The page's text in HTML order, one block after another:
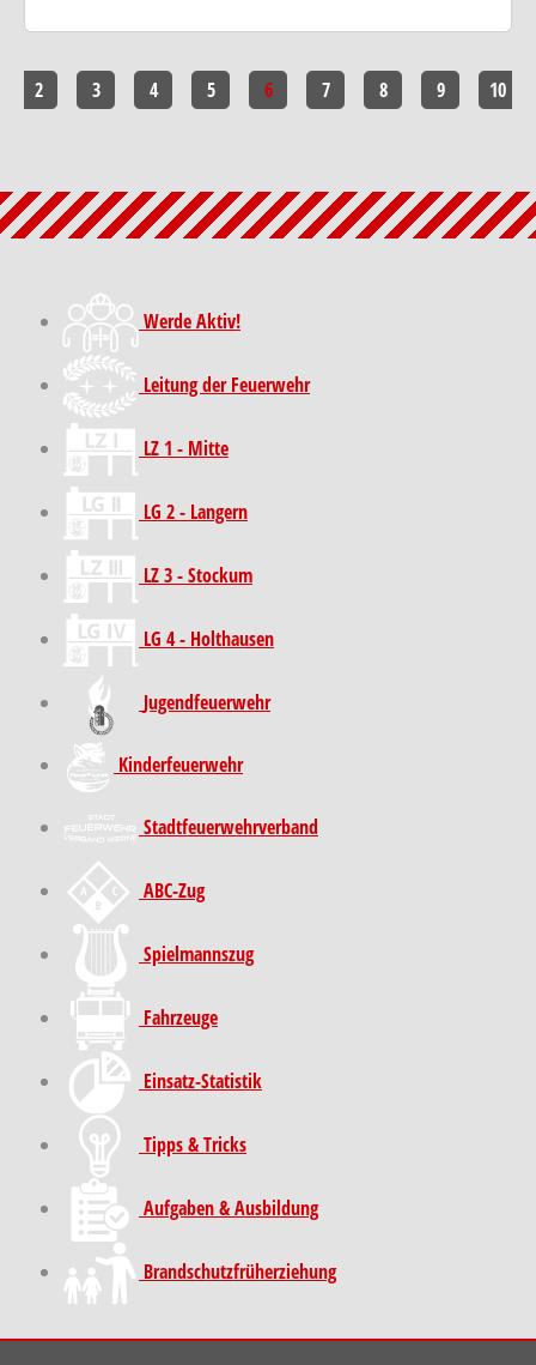
2 3 4 5 6 7 8 9 10
Werde Aktiv!
Leitung der Feuerwehr
LZ 1 - Mitte
LG 2 - Langern
LZ 3 - Stockum
LG 4 - Holthausen
Jugendfeuerwehr
Kinder­feuer­wehr
Stadt­feuer­wehr­verband
ABC-Zug
Spielmannszug
Fahrzeuge
Einsatz-Statistik
Tipps & Tricks
Aufgaben & Ausbildung
Brand­schutz­früh­erziehung